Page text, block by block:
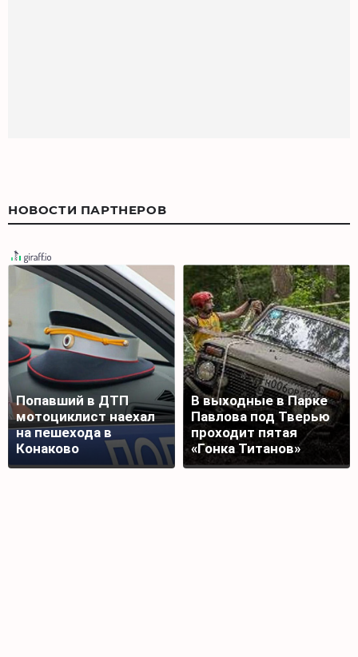
НОВОСТИ ПАРТНЕРОВ
Попавший в ДТП
мотоциклист наехал
на пешехода в
Конаково
В выходные в Парке
Павлова под Тверью
проходит пятая
«Гонка Титанов»